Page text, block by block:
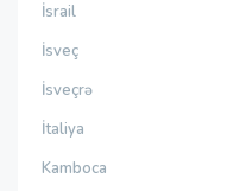
İsrail
İsveç
İsveçrə
İtaliya
Kamboca